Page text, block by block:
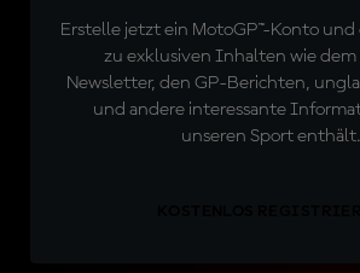
Erstelle jetzt ein MotoGP™-Konto
zu exklusiven Inhalten wie dem
Newsletter, den GP-Berichten,
und andere interessante
unseren Sport enthält.